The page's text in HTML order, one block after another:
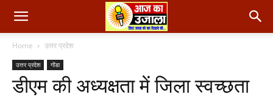
Home उत्तर प्रदेश
उत्तर प्रदेश गोंडा
डीएम की अध्यक्षता में जिला स्वच्छता